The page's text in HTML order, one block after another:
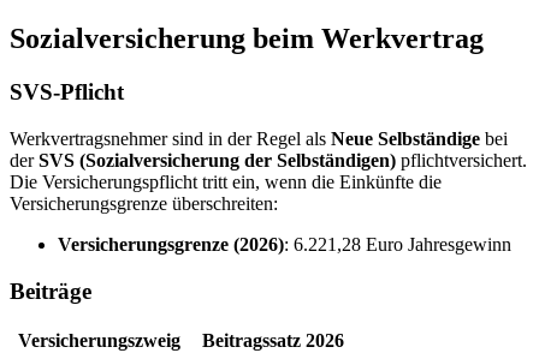
Sozialversicherung beim Werkvertrag
SVS-Pflicht
Werkvertragsnehmer sind in der Regel als Neue Selbständige bei
derSVS (Sozialversicherung der Selbständigen) pflichtversichert.
Die Versicherungspflicht tritt ein, wenn die Einkünfte die
Versicherungsgrenze überschreiten:
Versicherungsgrenze (2026): 6.221,28 Euro Jahresgewinn
Beiträge
Versicherungszweig
Beitragssatz 2026